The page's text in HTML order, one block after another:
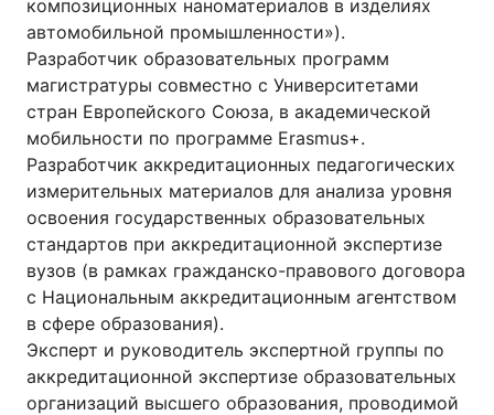
композиционных наноматериалов в изделиях
автомобильной промышленности»).
Разработчик образовательных программ
магистратуры совместно с Университетами
стран Европейского Союза, в академической
мобильности по программе Erasmus+.
Разработчик аккредитационных педагогических
измерительных материалов для анализа уровня
освоения государственных образовательных
стандартов при аккредитационной экспертизе
вузов (в рамках гражданско-правового договора
с Национальным аккредитационным агентством
в сфере образования).
Эксперт и руководитель экспертной группы по
аккредитационной экспертизе образовательных
организаций высшего образования, проводимой